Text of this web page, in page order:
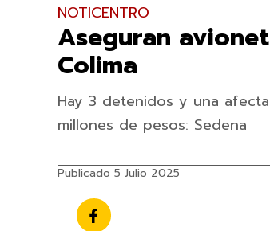
NOTICENTRO
Aseguran
Colima
Hay 3 detenidos y una
millones de pesos: Sedena
Publicado 5 Julio 2025